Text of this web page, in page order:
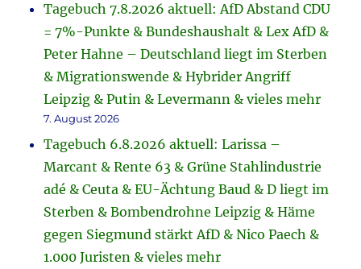
Tagebuch 7.8.2026 aktuell: AfD Abstand CDU
= 7%-Punkte & Bundeshaushalt & Lex AfD &
Peter Hahne – Deutschland liegt im Sterben
& Migrationswende & Hybrider Angriff
Leipzig & Putin & Levermann & vieles mehr
7. August 2026
Tagebuch 6.8.2026 aktuell: Larissa –
Marcant & Rente 63 & Grüne Stahlindustrie
adé & Ceuta & EU-Ächtung Baud & D liegt im
Sterben & Bombendrohne Leipzig & Häme
gegen Siegmund stärkt AfD & Nico Paech &
1.000 Juristen & vieles mehr